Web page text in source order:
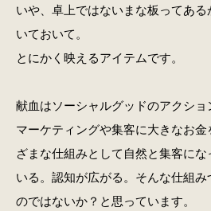
いや、卓上ではないまな板ってあ
いておいて。
とにかく映えるアイテムです。
献血はソーシャルグッドのアクショ
マーケティングや集客に大きなお
ざまな仕組みとして自然と集客に
いる。認知が広がる。そんな仕組
のではないか？と思っています。